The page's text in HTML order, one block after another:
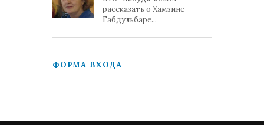
рассказать о Хамзине
Габдульбаре...
ФОРМА ВХОДА